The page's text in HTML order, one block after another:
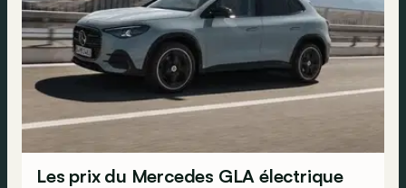
Les prix du Mercedes GLA électrique